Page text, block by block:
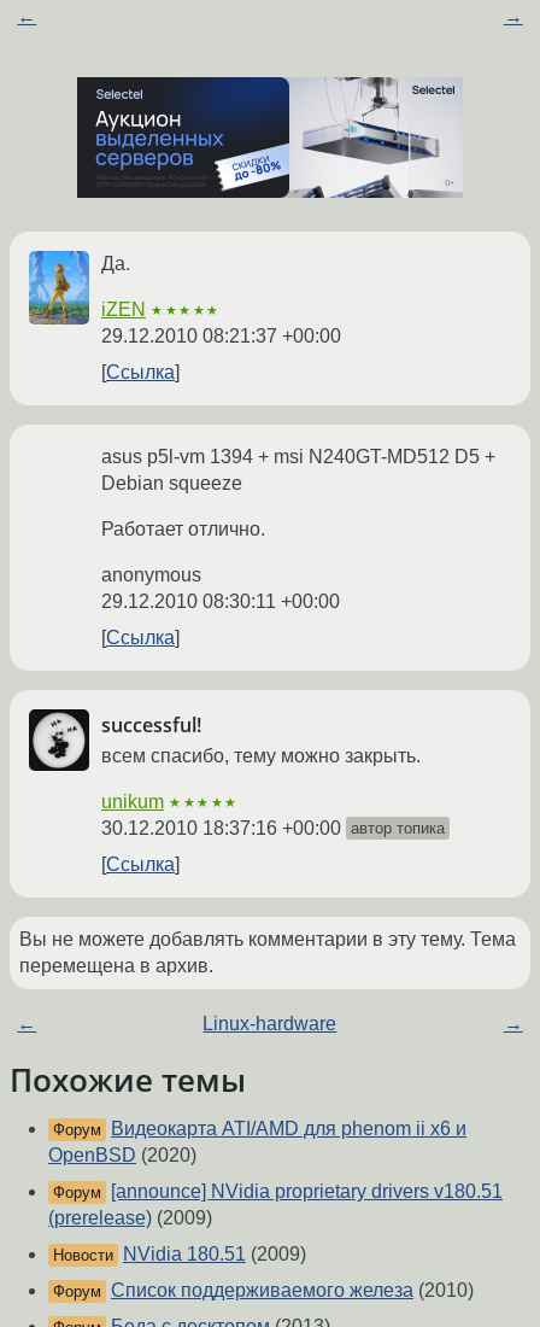
← →
Да.
iZEN ★★★★★
29.12.2010 08:21:37 +00:00
Ссылка
asus p5l-vm 1394 + msi N240GT-MD512 D5 +
Debian squeeze
Работает отлично.
anonymous
29.12.2010 08:30:11 +00:00
Ссылка
successful!
всем спасибо, тему можно закрыть.
unikum ★★★★★
30.12.2010 18:37:16 +00:00 автор топика
Ссылка
Вы не можете добавлять комментарии в эту тему. Тема
перемещена в архив.
← Linux-hardware →
Похожие темы
Форум
Видеокарта ATI/AMD для phenom ii x6 и
OpenBSD (2020)
Форум
[announce] NVidia proprietary drivers v180.51
(prerelease) (2009)
Новости NVidia 180.51 (2009)
Форум Список поддерживаемого железа (2010)